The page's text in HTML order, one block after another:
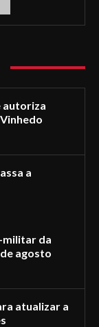
autoriza
a
militar da
agosto
atualizar a